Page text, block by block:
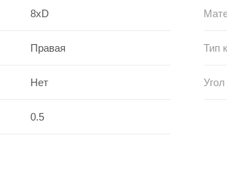
8xD
Правая Тип
Нет Угол
0.5